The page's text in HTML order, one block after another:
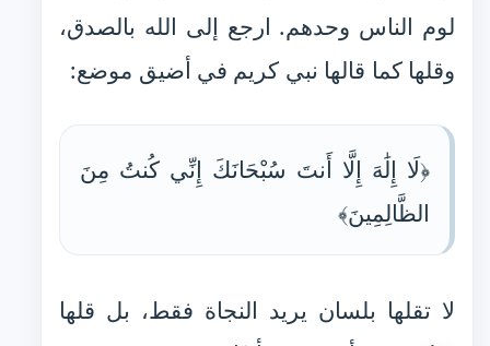
لوم الناس وحدهم. ارجع إلى الله بالصدق،
وقلها كما قالها نبي كريم في أضيق موضع:
﴿لَا إِلَٰهَ إِلَّا أَنتَ سُبْحَانَكَ إِنِّي كُنتُ مِنَ
الظَّالِمِينَ﴾
لا تقلها بلسان يريد النجاة فقط، بل قلها